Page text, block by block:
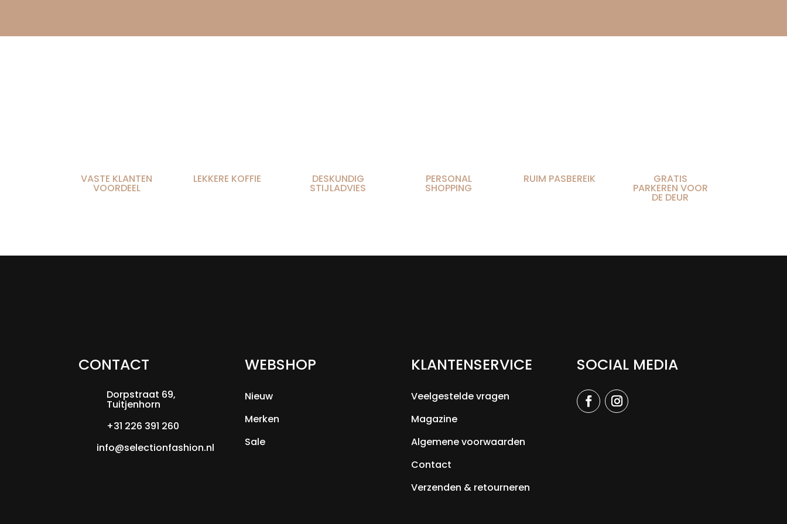
VASTE KLANTEN
VOORDEEL
LEKKERE KOFFIE DESKUNDIG
STIJLADVIES
PERSONAL
SHOPPING
RUIM PASBEREIK GRATIS
PARKEREN VOOR
DE DEUR
CONTACT
Dorpstraat 69,
Tuitjenhorn
+31 226 391 260
info@selectionfashion.nl
WEBSHOP
Nieuw
Merken
Sale
KLANTENSERVICE
Veelgestelde vragen
Magazine
Algemene voorwaarden
Contact
Verzenden & retourneren
SOCIAL MEDIA